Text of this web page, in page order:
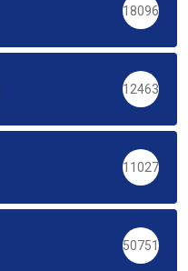
18096
12463
11027
50751